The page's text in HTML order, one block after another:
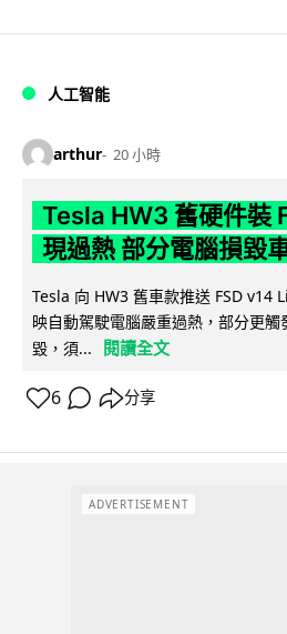
人工智能
arthur 20 小時
Tesla HW3 舊硬件裝
現過熱 部分電腦損毀
Tesla 向 HW3 舊車款推送 FSD v14
映自動駕駛電腦嚴重過熱，部分更
毀，須...
閱讀全文
6 分享
ADVERTISEMENT